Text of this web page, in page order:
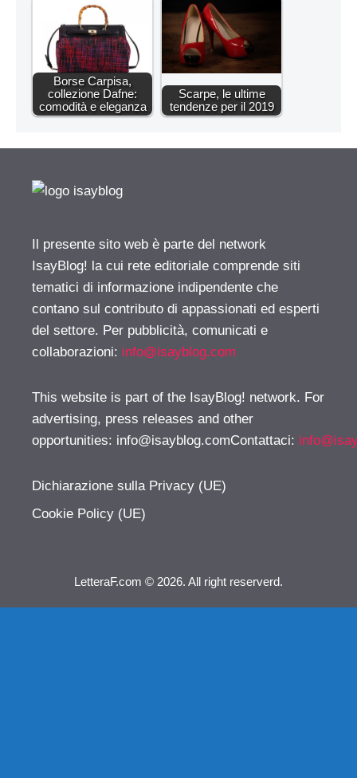
Borse Carpisa,
collezione Dafne:
comodità e eleganza
Scarpe, le ultime
tendenze per il 2019
Il presente sito web è parte del network
IsayBlog! la cui rete editoriale comprende siti
tematici di informazione indipendente che
contano sul contributo di appassionati ed esperti
del settore. Per pubblicità, comunicati e
collaborazioni: info@isayblog.com
This website is part of the IsayBlog! network. For
advertising, press releases and other
opportunities: info@isayblog.comContattaci:
Dichiarazione sulla Privacy (UE)
Cookie Policy (UE)
LetteraF.com © 2026. All right reserverd.